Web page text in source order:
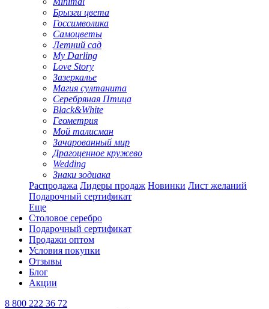
Брызги цвета
Госсимволика
Самоцветы
Летний сад
My Darling
Love Story
Зазеркалье
Магия султанита
Серебряная Птица
Black&White
Геометрия
Мой талисман
Зачарованный мир
Драгоценное кружево
Wedding
Знаки зодиака
Распродажа Лидеры продаж Новинки Лист желаний
Подарочный сертификат
Еще
Столовое серебро
Подарочный сертификат
Продажи оптом
Условия покупки
Отзывы
Блог
Акции
8 800 222 36 72